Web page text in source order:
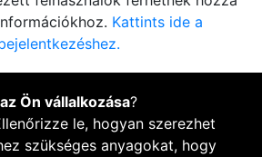
Kattints ide a
Ön vállalkozása?
le, hogyan szerezhet
szükséges anyagokat, hogy